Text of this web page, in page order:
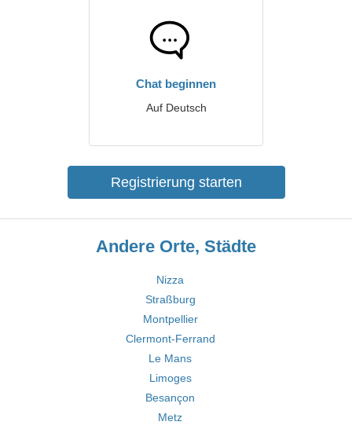
Chat beginnen
Auf Deutsch
Registrierung starten
Andere Orte, Städte
Nizza
Straßburg
Montpellier
Clermont-Ferrand
Le Mans
Limoges
Besançon
Metz